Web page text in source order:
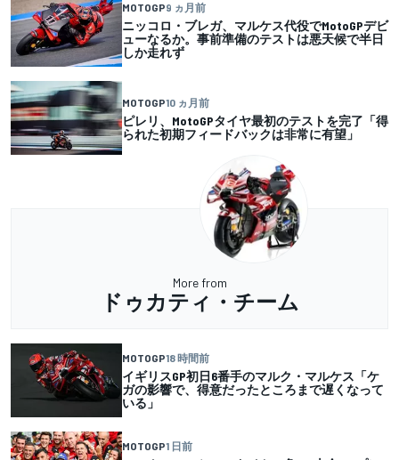
MOTOGP9 ヵ月前
ニッコロ・ブレガ、マルケス代役でMotoGPデビ
ューなるか。事前準備のテストは悪天候で半日
しか走れず
MOTOGP10 ヵ月前
ピレリ、MotoGPタイヤ最初のテストを完了「得
られた初期フィードバックは非常に有望」
More from
ドゥカティ・チーム
MOTOGP18 時間前
イギリスGP初日6番手のマルク・マルケス「ケ
ガの影響で、得意だったところまで遅くなって
いる」
MOTOGP1 日前